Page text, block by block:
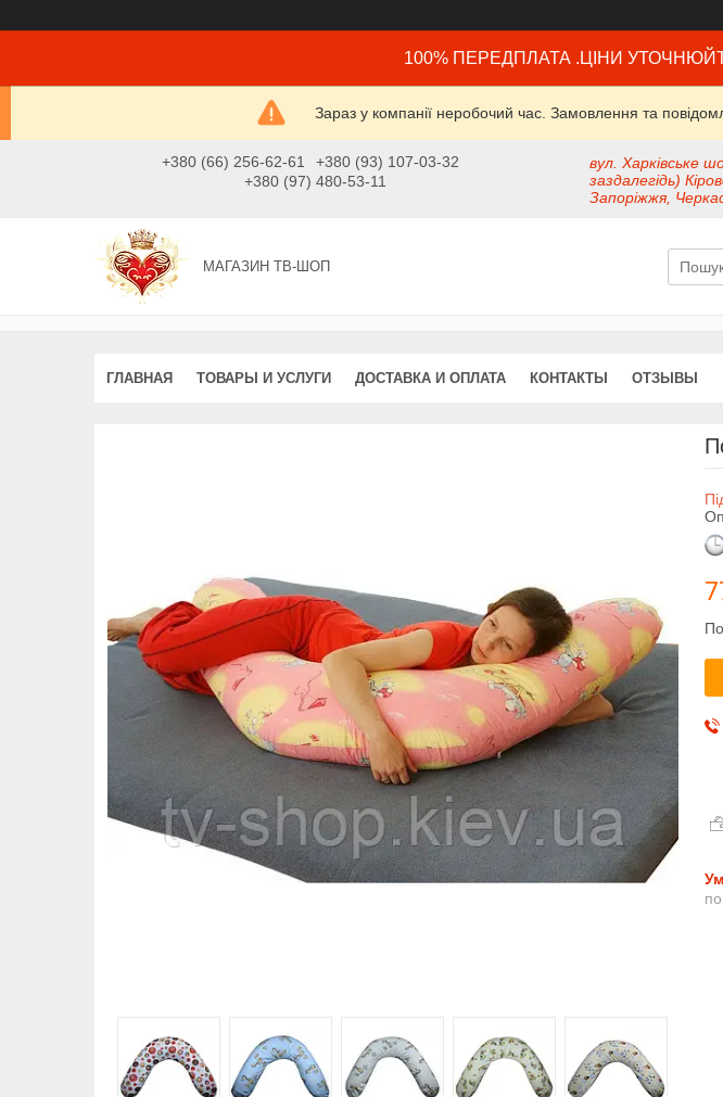
100% ПЕРЕДПЛАТА .ЦІНИ
Зараз у компанії неробочий час. Замовлення та
+380 (66) 256-62-61
+380 (93) 107-03-32
+380 (97) 480-53-11
вул. Харківське
заздалегідь)
Запоріжжя,
МАГАЗИН ТВ-ШОП
ГЛАВНАЯ ТОВАРЫ И УСЛУГИ ДОСТАВКА И ОПЛАТА КОНТАКТЫ ОТЗЫВЫ